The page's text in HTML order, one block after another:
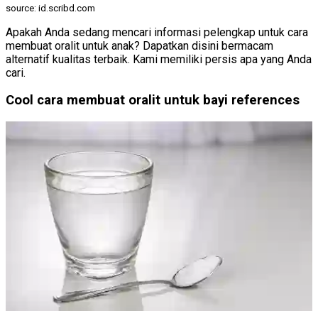
source: id.scribd.com
Apakah Anda sedang mencari informasi pelengkap untuk cara
membuat oralit untuk anak? Dapatkan disini bermacam
alternatif kualitas terbaik. Kami memiliki persis apa yang Anda
cari.
Cool cara membuat oralit untuk bayi references